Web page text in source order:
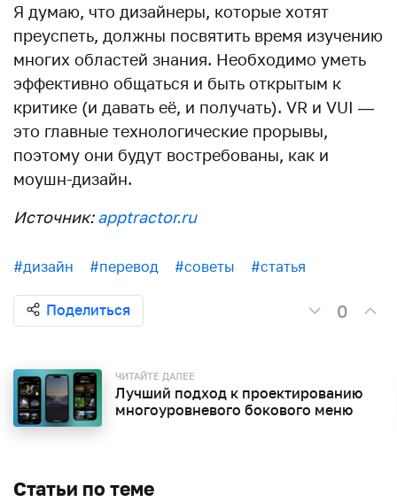
Я думаю, что дизайнеры, которые хотят
преуспеть, должны посвятить время изучению
многих областей знания. Необходимо уметь
эффективно общаться и быть открытым к
критике (и давать её, и получать). VR и VUI —
это главные технологические прорывы,
поэтому они будут востребованы, как и
моушн-дизайн.
Источник:apptractor.ru
#дизайн #перевод #советы #статья
Поделиться 0
ЧИТАЙТЕ ДАЛЕЕ
Лучший подход к проектированию
многоуровневого бокового меню
Статьи по теме